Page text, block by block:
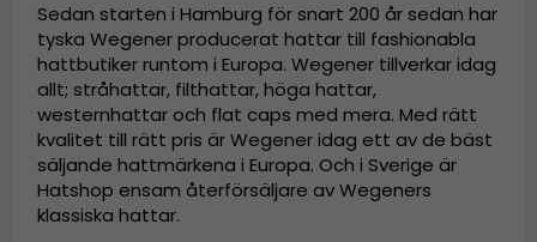
Sedan starten i Hamburg för snart 200 år sedan har
tyska Wegener producerat hattar till fashionabla
hattbutiker runtom i Europa. Wegener tillverkar idag
allt; stråhattar, filthattar, höga hattar,
westernhattar och flat caps med mera. Med rätt
kvalitet till rätt pris är Wegener idag ett av de bäst
säljande hattmärkena i Europa. Och i Sverige är
Hatshop ensam återförsäljare av Wegeners
klassiska hattar.